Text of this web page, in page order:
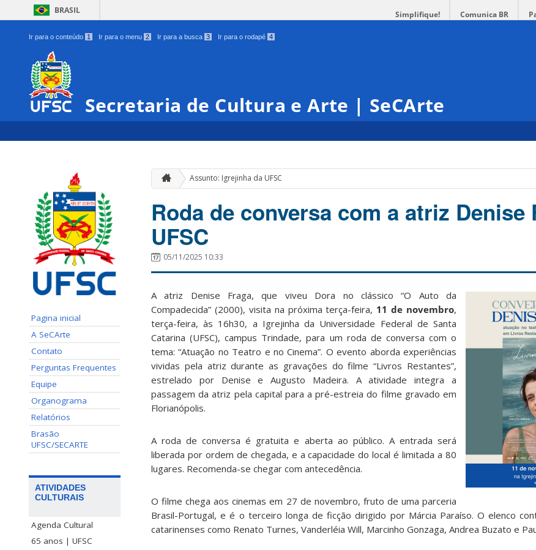
BRASIL Simplifique! Comunica BR
Ir para o conteúdo 1 Ir para o menu 2 Ir para a busca 3 Ir para o rodapé 4
Secretaria de Cultura e Arte | SeCArte
Pagina inicial
A SeCArte
Contato
Perguntas Frequentes
Equipe
Organograma
Relatórios
Brasão
UFSC/SECARTE
ATIVIDADES
CULTURAIS
Agenda Cultural
65 anos | UFSC
Assunto: Igrejinha da UFSC
Roda de conversa com a atriz Denise
UFSC
05/11/2025 10:33
A atriz Denise Fraga, que viveu Dora no clássico “O Auto da
Compadecida” (2000), visita na próxima terça-feira, 11 de novembro,
terça-feira, às 16h30, a Igrejinha da Universidade Federal de Santa
Catarina (UFSC), campus Trindade, para um roda de conversa com o
tema: “Atuação no Teatro e no Cinema”. O evento aborda experiências
vividas pela atriz durante as gravações do filme “Livros Restantes”,
estrelado por Denise e Augusto Madeira. A atividade integra a
passagem da atriz pela capital para a pré-estreia do filme gravado em
Florianópolis.
A roda de conversa é gratuita e aberta ao público. A entrada será
liberada por ordem de chegada, e a capacidade do local é limitada a 80
lugares. Recomenda-se chegar com antecedência.
O filme chega aos cinemas em 27 de novembro, fruto de uma parceria
Brasil-Portugal, e é o terceiro longa de ficção dirigido por Márcia Paraíso. O elenco
catarinenses como Renato Turnes, Vanderléia Will, Marcinho Gonzaga, Andrea Buzato e